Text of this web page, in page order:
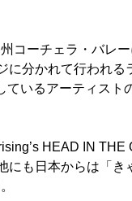
コーチェラ・バレー
に分かれて行われ
いるアーティスト
HEAD IN THE
も日本からは「き